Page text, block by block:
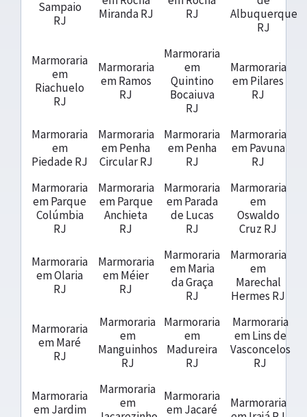
Sampaio
RJ
Miranda RJ
RJ
Albuquerque
RJ
Marmoraria
em
Riachuelo
RJ
Marmoraria
em Ramos
RJ
Marmoraria
em
Quintino
Bocaiuva
RJ
Marmoraria
em Pilares
RJ
Marmoraria
em
Piedade RJ
Marmoraria
em Penha
Circular RJ
Marmoraria
em Penha
RJ
Marmoraria
em Pavuna
RJ
Marmoraria
em Parque
Colúmbia
RJ
Marmoraria
em Parque
Anchieta
RJ
Marmoraria
em Parada
de Lucas
RJ
Marmoraria
em
Oswaldo
Cruz RJ
Marmoraria
em Olaria
RJ
Marmoraria
em Méier
RJ
Marmoraria
em Maria
da Graça
RJ
Marmoraria
em
Marechal
Hermes RJ
Marmoraria
em Maré
RJ
Marmoraria
em
Manguinhos
RJ
Marmoraria
em
Madureira
RJ
Marmoraria
em Lins de
Vasconcelos
RJ
Marmoraria
em Jardim
Marmoraria
em
Marmoraria
em Jacaré
Marmoraria